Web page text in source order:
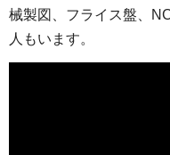
械製図、フライス盤、
人もいます。